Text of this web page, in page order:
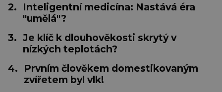
2.
Inteligentní medicína: Nastává éra
"umělá"?
3. Je klíč k dlouhověkosti skrytý v
nízkých teplotách?
4.
Prvním člověkem domestikovaným
zvířetem byl vlk!